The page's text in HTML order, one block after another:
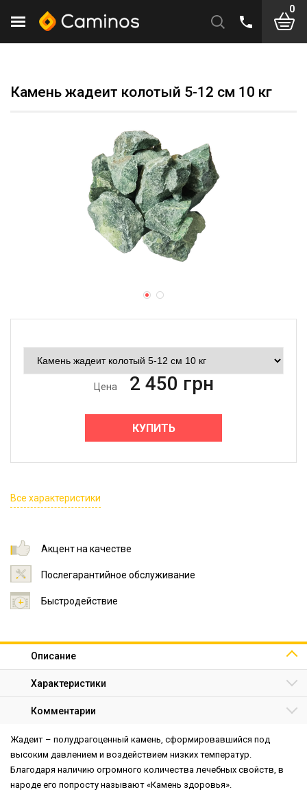
0
Камень жадеит колотый 5-12 см 10 кг
Цена 2 450 грн
КУПИТЬ
Все характеристики
Акцент на качестве
Послегарантийное обслуживание
Быстродействие
Описание
Характеристики
Комментарии
Жадеит – полудрагоценный камень, сформировавшийся под
высоким давлением и воздействием низких температур.
Благодаря наличию огромного количества лечебных свойств, в
народе его попросту называют «Камень здоровья».